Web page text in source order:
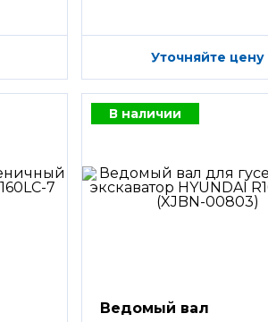
Уточняйте цену
В наличии
Ведомый вал